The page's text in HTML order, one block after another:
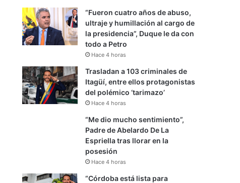
“Fueron cuatro años de abuso,
ultraje y humillación al cargo de
la presidencia”, Duque le da con
todo a Petro
Hace 4 horas
Trasladan a 103 criminales de
Itagüí, entre ellos protagonistas
del polémico ‘tarimazo’
Hace 4 horas
“Me dio mucho sentimiento”,
Padre de Abelardo De La
Espriella tras llorar en la
posesión
Hace 4 horas
“Córdoba está lista para